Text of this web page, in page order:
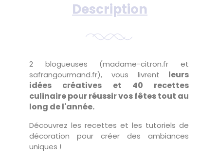
Description
2 blogueuses (madame-citron.fr et
safrangourmand.fr), vous livrent leurs
idées créatives et 40 recettes
culinaire pour réussir vos fêtes tout au
long de l'année.
Découvrez les recettes et les tutoriels de
décoration pour créer des ambiances
uniques !